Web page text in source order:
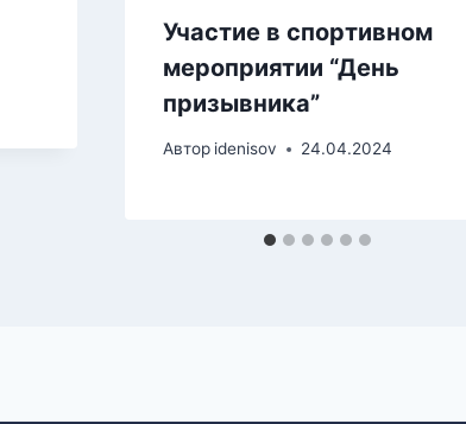
Участие в спортивном
мероприятии “День
призывника”
Автор idenisov 24.04.2024